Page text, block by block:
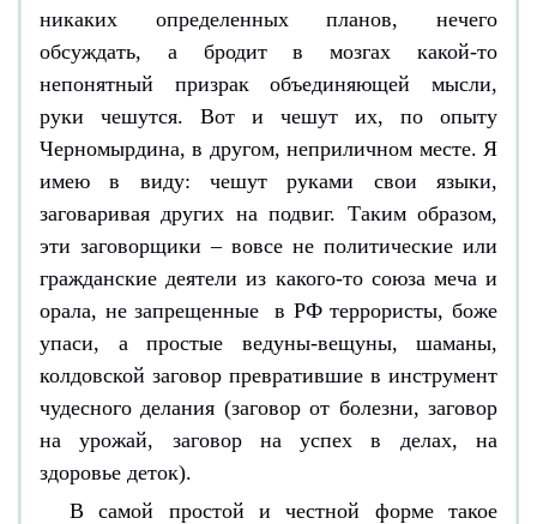
никаких определенных планов, нечего
обсуждать, а бродит в мозгах какой-то
непонятный призрак объединяющей мысли,
руки чешутся. Вот и чешут их, по опыту
Черномырдина, в другом, неприличном месте. Я
имею в виду: чешут руками свои языки,
заговаривая других на подвиг. Таким образом,
эти заговорщики – вовсе не политические или
гражданские деятели из какого-то союза меча и
орала, не запрещенные в РФ террористы, боже
упаси, а простые ведуны-вещуны, шаманы,
колдовской заговор превратившие в инструмент
чудесного делания (заговор от болезни, заговор
на урожай, заговор на успех в делах, на
здоровье деток).
В самой простой и честной форме такое